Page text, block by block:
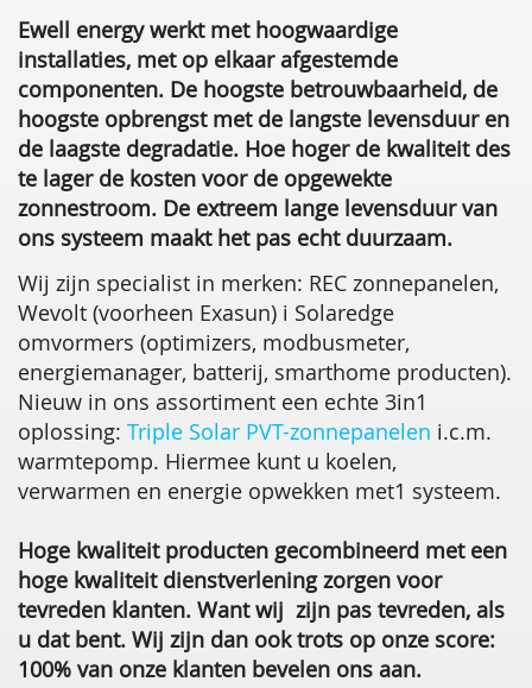
Ewell energy werkt met hoogwaardige
installaties, met op elkaar afgestemde
componenten. De hoogste betrouwbaarheid, de
hoogste opbrengst met de langste levensduur en
de laagste degradatie. Hoe hoger de kwaliteit des
te lager de kosten voor de opgewekte
zonnestroom. De extreem lange levensduur van
ons systeem maakt het pas echt duurzaam.
Wij zijn specialist in merken: REC zonnepanelen,
Wevolt (voorheen Exasun) i Solaredge
omvormers (optimizers, modbusmeter,
energiemanager, batterij, smarthome producten).
Nieuw in ons assortiment een echte 3in1
oplossing: Triple Solar PVT-zonnepanelen i.c.m.
warmtepomp. Hiermee kunt u koelen,
verwarmen en energie opwekken met1 systeem.
Hoge kwaliteit producten gecombineerd met een
hoge kwaliteit dienstverlening zorgen voor
tevreden klanten. Want wij zijn pas tevreden, als
u dat bent. Wij zijn dan ook trots op onze score:
100% van onze klanten bevelen ons aan.